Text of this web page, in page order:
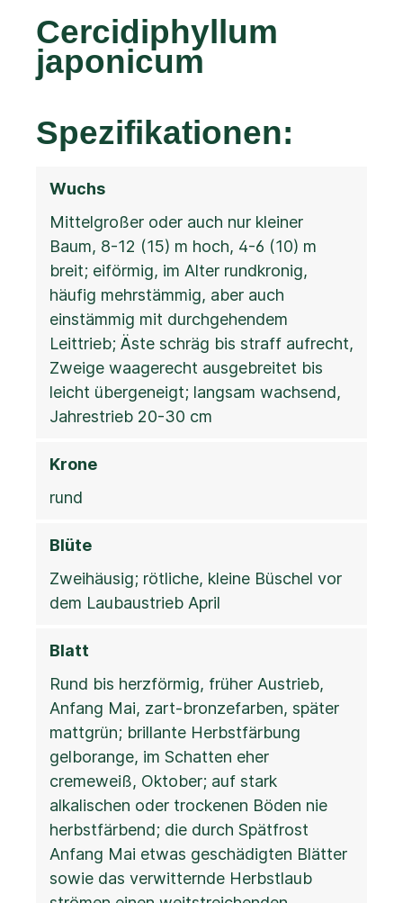
Cercidiphyllum
japonicum
Spezifikationen:
Wuchs
Mittelgroßer oder auch nur kleiner
Baum, 8-12 (15) m hoch, 4-6 (10) m
breit; eiförmig, im Alter rundkronig,
häufig mehrstämmig, aber auch
einstämmig mit durchgehendem
Leittrieb; Äste schräg bis straff aufrecht,
Zweige waagerecht ausgebreitet bis
leicht übergeneigt; langsam wachsend,
Jahrestrieb 20-30 cm
Krone
rund
Blüte
Zweihäusig; rötliche, kleine Büschel vor
dem Laubaustrieb April
Blatt
Rund bis herzförmig, früher Austrieb,
Anfang Mai, zart-bronzefarben, später
mattgrün; brillante Herbstfärbung
gelborange, im Schatten eher
cremeweiß, Oktober; auf stark
alkalischen oder trockenen Böden nie
herbstfärbend; die durch Spätfrost
Anfang Mai etwas geschädigten Blätter
sowie das verwitternde Herbstlaub